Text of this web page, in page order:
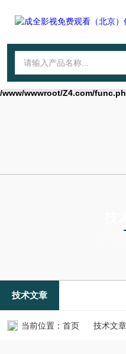
Warning: mkdir(): No space left
file_put_contents(./
failed to open stream: No such
/www/wwwroot/Z4.com/
技术文章
当前位置： 首页 技术文章